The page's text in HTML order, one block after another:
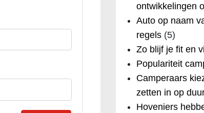
ontwikkelingen
Auto op naam
regels(5)
Zo blijf je fit en
Populariteit
Camperaars
zetten in op
Hoveniers